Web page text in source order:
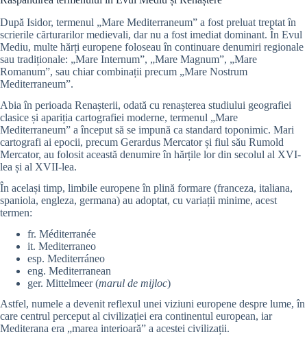
După Isidor, termenul „Mare Mediterraneum” a fost preluat treptat în
scrierile cărturarilor medievali, dar nu a fost imediat dominant. În Evul
Mediu, multe hărți europene foloseau în continuare denumiri regionale
sau tradiționale: „Mare Internum”, „Mare Magnum”, „Mare
Romanum”, sau chiar combinații precum „Mare Nostrum
Mediterraneum”.
Abia în perioada Renașterii, odată cu renașterea studiului geografiei
clasice și apariția cartografiei moderne, termenul „Mare
Mediterraneum” a început să se impună ca standard toponimic. Mari
cartografi ai epocii, precum Gerardus Mercator și fiul său Rumold
Mercator, au folosit această denumire în hărțile lor din secolul al XVI-
lea și al XVII-lea.
În același timp, limbile europene în plină formare (franceza, italiana,
spaniola, engleza, germana) au adoptat, cu variații minime, acest
termen:
fr. Méditerranée
it. Mediterraneo
esp. Mediterráneo
eng. Mediterranean
ger. Mittelmeer (marul de mijloc)
Astfel, numele a devenit reflexul unei viziuni europene despre lume, în
care centrul perceput al civilizației era continentul european, iar
Mediterana era „marea interioară” a acestei civilizații.